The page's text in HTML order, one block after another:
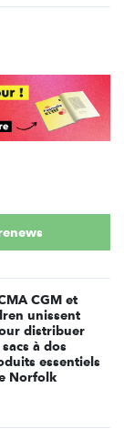
CGM et
unissent
distribuer
à dos
essentiels
Norfolk